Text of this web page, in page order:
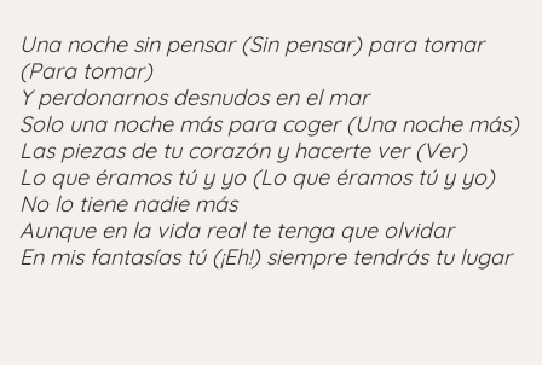
Una noche sin pensar (Sin pensar) para tomar
(Para tomar)
Y perdonarnos desnudos en el mar
Solo una noche más para coger (Una noche más)
Las piezas de tu corazón y hacerte ver (Ver)
Lo que éramos tú y yo (Lo que éramos tú y yo)
No lo tiene nadie más
Aunque en la vida real te tenga que olvidar
En mis fantasías tú (¡Eh!) siempre tendrás tu lugar